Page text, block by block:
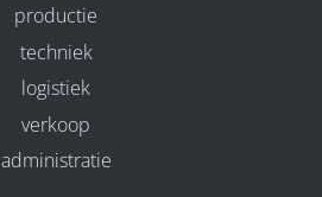
productie
techniek
logistiek
verkoop
administratie